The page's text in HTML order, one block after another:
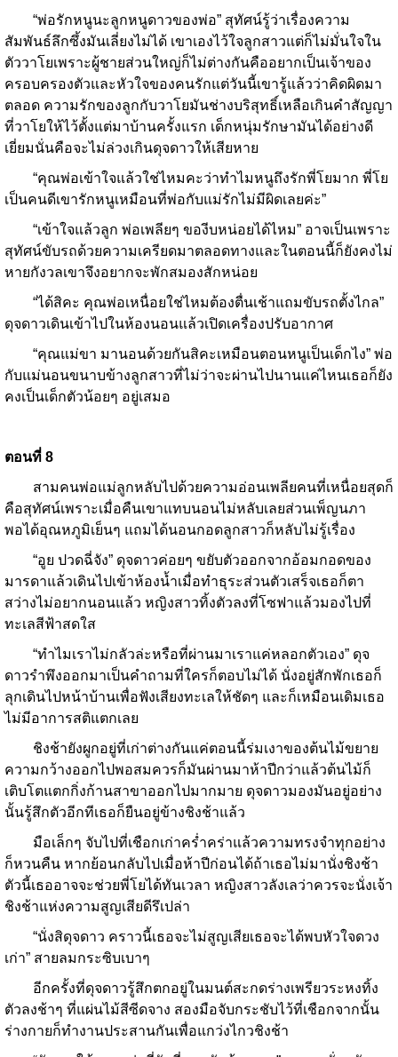
“พ่อรักหนูนะลูกหนูดาวของพ่อ” สุทัศน์รู้ว่าเรื่องความ
สัมพันธ์ลึกซึ้งมันเลี่ยงไม่ได้ เขาเองไว้ใจลูกสาวแต่ก็ไม่มั่นใจใน
ตัววาโยเพราะผู้ชายส่วนใหญ่ก็ไม่ต่างกันคืออยากเป็นเจ้าของ
ครอบครองตัวและหัวใจของคนรักแต่วันนี้เขารู้แล้วว่าคิดผิดมา
ตลอด ความรักของลูกกับวาโยมันช่างบริสุทธิ์เหลือเกินคำสัญญา
ที่วาโยให้ไว้ตั้งแต่มาบ้านครั้งแรก เด็กหนุ่มรักษามันได้อย่างดี
เยี่ยมนั่นคือจะไม่ล่วงเกินดุจดาวให้เสียหาย
“คุณพ่อเข้าใจแล้วใช่ไหมคะว่าทำไมหนูถึงรักพี่โยมาก พี่โย
เป็นคนดีเขารักหนูเหมือนที่พ่อกับแม่รักไม่มีผิดเลยค่ะ”
“เข้าใจแล้วลูก พ่อเพลียๆ ของีบหน่อยได้ไหม” อาจเป็นเพราะ
สุทัศน์ขับรถด้วยความเครียดมาตลอดทางและในตอนนี้ก็ยังคงไม่
หายกังวลเขาจึงอยากจะพักสมองสักหน่อย
“ได้สิคะ คุณพ่อเหนื่อยใช่ไหมต้องตื่นเช้าแถมขับรถตั้งไกล”
ดุจดาวเดินเข้าไปในห้องนอนแล้วเปิดเครื่องปรับอากาศ
“คุณแม่ขา มานอนด้วยกันสิคะเหมือนตอนหนูเป็นเด็กไง” พ่อ
กับแม่นอนขนาบข้างลูกสาวที่ไม่ว่าจะผ่านไปนานแค่ไหนเธอก็ยัง
คงเป็นเด็กตัวน้อยๆ อยู่เสมอ
ตอนที่ 8
สามคนพ่อแม่ลูกหลับไปด้วยความอ่อนเพลียคนที่เหนื่อยสุดก็
คือสุทัศน์เพราะเมื่อคืนเขาแทบนอนไม่หลับเลยส่วนเพ็ญนภา
พอได้อุณหภูมิเย็นๆ แถมได้นอนกอดลูกสาวก็หลับไม่รู้เรื่อง
“อูย ปวดฉี่จัง” ดุจดาวค่อยๆ ขยับตัวออกจากอ้อมกอดของ
มารดาแล้วเดินไปเข้าห้องน้ำเมื่อทำธุระส่วนตัวเสร็จเธอก็ตา
สว่างไม่อยากนอนแล้ว หญิงสาวทิ้งตัวลงที่โซฟาแล้วมองไปที่
ทะเลสีฟ้าสดใส
“ทำไมเราไม่กลัวล่ะหรือที่ผ่านมาเราแค่หลอกตัวเอง” ดุจ
ดาวรำพึงออกมาเป็นคำถามที่ใครก็ตอบไม่ได้ นั่งอยู่สักพักเธอก็
ลุกเดินไปหน้าบ้านเพื่อฟังเสียงทะเลให้ชัดๆ และก็เหมือนเดิมเธอ
ไม่มีอาการสติแตกเลย
ชิงช้ายังผูกอยู่ที่เก่าต่างกันแค่ตอนนี้ร่มเงาของต้นไม้ขยาย
ความกว้างออกไปพอสมควรก็มันผ่านมาห้าปีกว่าแล้วต้นไม้ก็
เติบโตแตกกิ่งก้านสาขาออกไปมากมาย ดุจดาวมองมันอยู่อย่าง
นั้นรู้สึกตัวอีกทีเธอก็ยืนอยู่ข้างชิงช้าแล้ว
มือเล็กๆ จับไปที่เชือกเก่าคร่ำคร่าแล้วความทรงจำทุกอย่าง
ก็หวนคืน หากย้อนกลับไปเมื่อห้าปีก่อนได้ถ้าเธอไม่มานั่งชิงช้า
ตัวนี้เธออาจจะช่วยพี่โยได้ทันเวลา หญิงสาวลังเลว่าควรจะนั่งเจ้า
ชิงช้าแห่งความสูญเสียดีรึเปล่า
“นั่งสิดุจดาว คราวนี้เธอจะไม่สูญเสียเธอจะได้พบหัวใจดวง
เก่า” สายลมกระซิบเบาๆ
อีกครั้งที่ดุจดาวรู้สึกตกอยู่ในมนต์สะกดร่างเพรียวระหงทิ้ง
ตัวลงช้าๆ ที่แผ่นไม้สีซีดจาง สองมือจับกระชับไว้ที่เชือกจากนั้น
ร่างกายก็ทำงานประสานกันเพื่อแกว่งไกวชิงช้า